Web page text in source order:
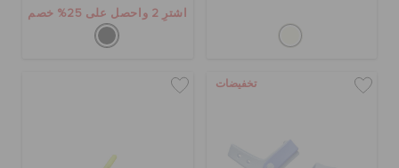
اشترِ 2 واحصل على 25% خصم
تخفيضات